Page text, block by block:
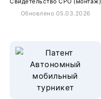
Обновлено 05.03.2026